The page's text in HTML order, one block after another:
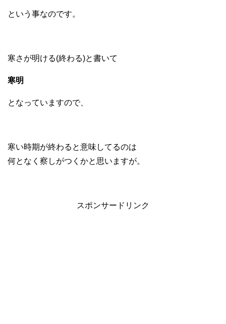
という事なのです。
寒さが明ける(終わる)と書いて
寒明
となっていますので、
寒い時期が終わると意味してるのは
何となく察しがつくかと思いますが。
スポンサードリンク